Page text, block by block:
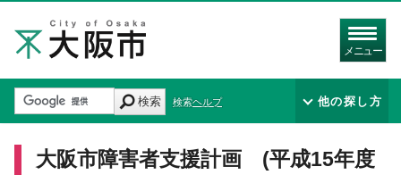
メニュー
検索 検索ヘルプ 他の探し方
大阪市障害者支援計画 (平成15年度